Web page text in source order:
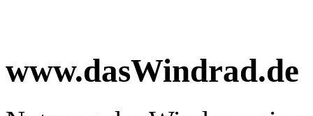
www.dasWindrad.de